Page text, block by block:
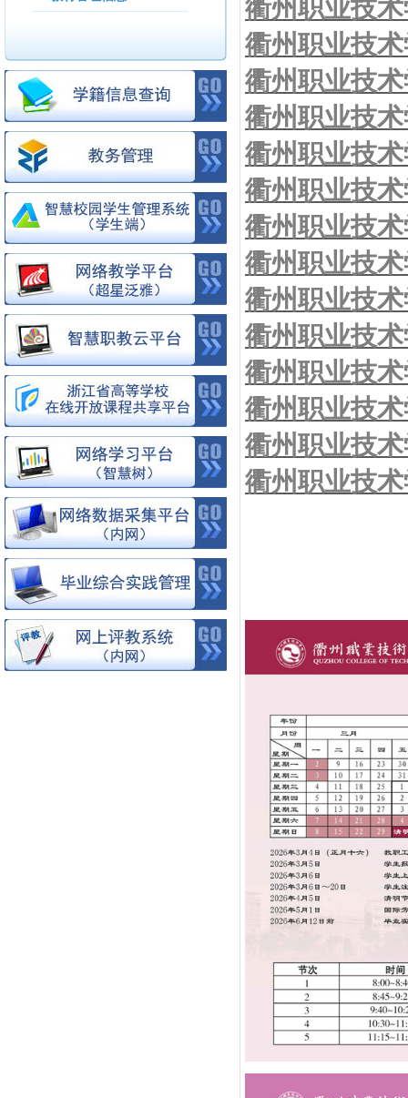
衢州职业技
衢州职业技
衢州职业技
衢州职业技
衢州职业技
衢州职业技
衢州职业技
衢州职业技
衢州职业技
衢州职业技
衢州职业技
衢州职业技
衢州职业技
衢州职业技